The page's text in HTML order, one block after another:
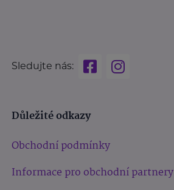
Sledujte nás:
Důležité odkazy
Obchodní podmínky
Informace pro obchodní partnery